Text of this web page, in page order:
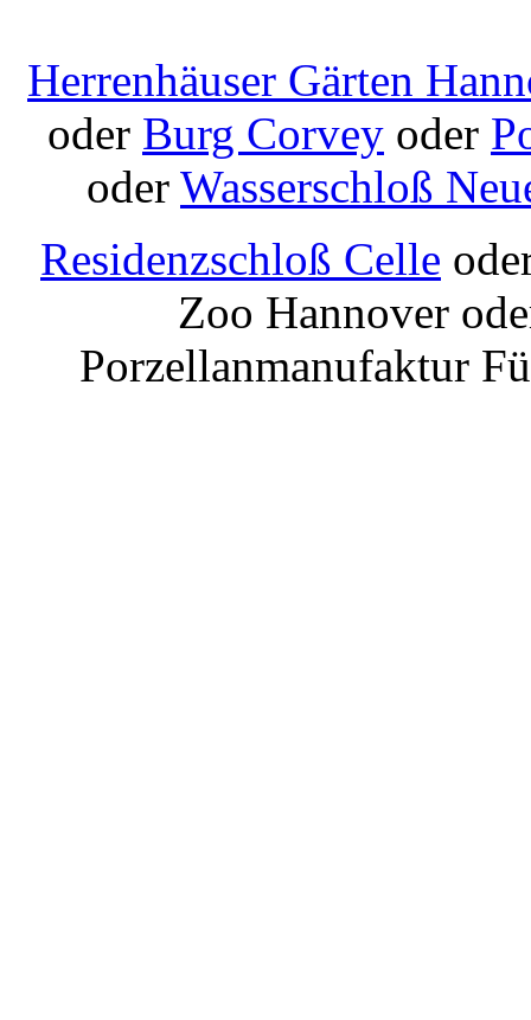
Herrenhäuser Gärten
oder Burg Corvey oder
oder Wasserschloß
Residenzschloß Celle
Zoo Hannover
Porzellanmanufaktur